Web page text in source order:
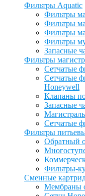
Фильтры Aquatic
Фильтры
Фильтры
Фильтры
Фильтры
Запасные
Фильтры
Сетчатые
Сетчатые
Honeywell
Клапаны
Запасные
Сетчатые
Фильтры
Обратный
Фильтры-
Сменные
Мембраны